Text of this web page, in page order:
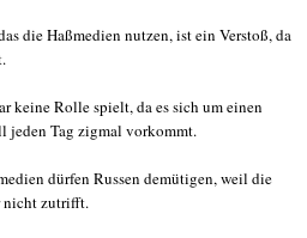
die Haßmedien nutzen, ist ein Verstoß, da
keine Rolle spielt, da es sich um einen
jeden Tag zigmal vorkommt.
dürfen Russen demütigen, weil die
nicht zutrifft.